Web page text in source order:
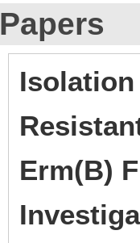
Papers
Erm(B)